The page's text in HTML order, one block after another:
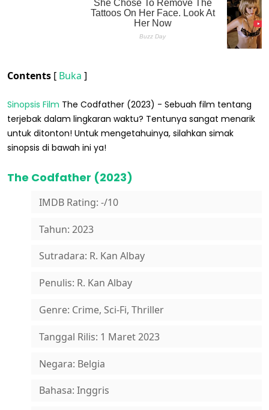
Contents [ Buka ]
Sinopsis Film The Codfather (2023) - Sebuah film tentang
terjebak dalam lingkaran waktu? Tentunya sangat menarik
untuk ditonton! Untuk mengetahuinya, silahkan simak
sinopsis di bawah ini ya!
The Codfather (2023)
IMDB Rating: -/10
Tahun: 2023
Sutradara: R. Kan Albay
Penulis: R. Kan Albay
Genre: Crime, Sci-Fi, Thriller
Tanggal Rilis: 1 Maret 2023
Negara: Belgia
Bahasa: Inggris